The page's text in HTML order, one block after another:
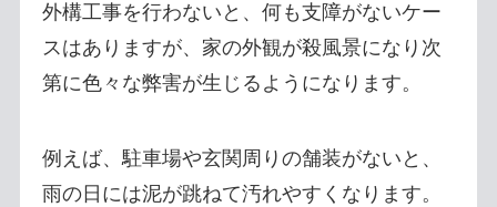
外構工事を行わないと、何も支障がないケー
スはありますが、家の外観が殺風景になり次
第に色々な弊害が生じるようになります。
例えば、駐車場や玄関周りの舗装がないと、
雨の日には泥が跳ねて汚れやすくなります。